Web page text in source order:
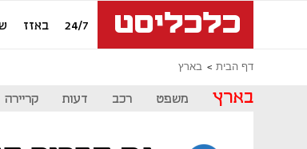
24/7 באזז
דף הבית בארץ
בארץ משפט רכב דעות קריירה